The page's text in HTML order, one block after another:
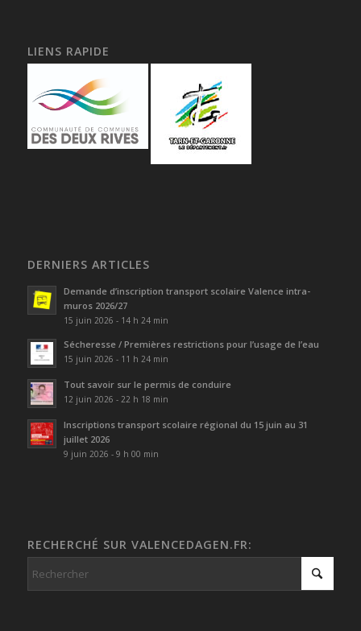
LIENS RAPIDE
DERNIERS ARTICLES
Demande d’inscription transport scolaire Valence intra-
muros 2026/27
15 juin 2026 - 14 h 24 min
Sécheresse / Premières restrictions pour l’usage de l’eau
15 juin 2026 - 11 h 24 min
Tout savoir sur le permis de conduire
12 juin 2026 - 22 h 18 min
Inscriptions transport scolaire régional du 15 juin au 31
juillet 2026
9 juin 2026 - 9 h 00 min
RECHERCHÉ SUR VALENCEDAGEN.FR: